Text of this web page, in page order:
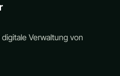
Verwaltung von